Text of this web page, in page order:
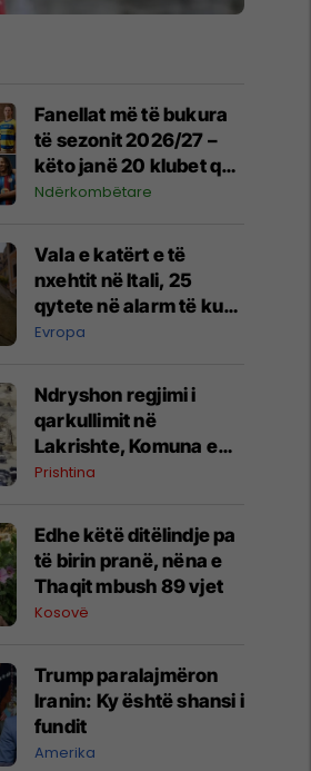
Fanellat më të bukura
të sezonit 2026/27 –
këto janë 20 klubet që
spikatën me dizajnin e
Ndërkombëtare
Vala e katërt e të
nxehtit në Itali, 25
qytete në alarm të kuq
- probleme me
Evropa
Ndryshon regjimi i
qarkullimit në
Lakrishte, Komuna e
Prishtinës ofron
Prishtina
Edhe këtë ditëlindje pa
të birin pranë, nëna e
Thaqit mbush 89 vjet
Kosovë
Trump paralajmëron
Iranin: Ky është shansi i
fundit
Amerika